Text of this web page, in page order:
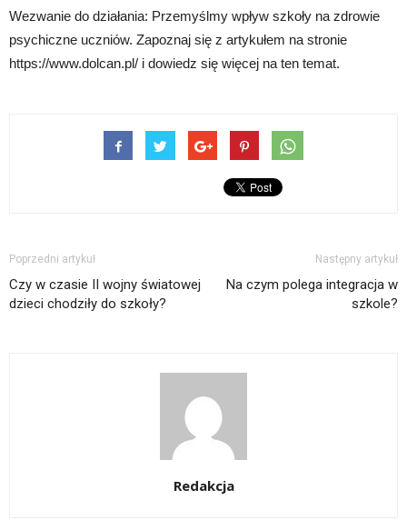
Wezwanie do działania: Przemyślmy wpływ szkoły na zdrowie
psychiczne uczniów. Zapoznaj się z artykułem na stronie
https://www.dolcan.pl/ i dowiedz się więcej na ten temat.
Poprzedni artykuł
Czy w czasie II wojny światowej
dzieci chodziły do szkoły?
Następny artykuł
Na czym polega integracja w
szkole?
Redakcja